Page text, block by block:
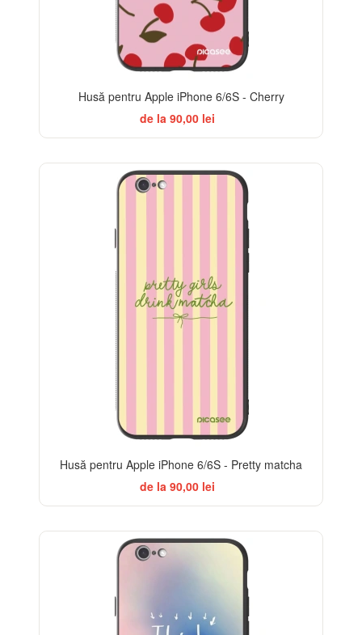
Husă pentru Apple iPhone 6/6S - Cherry
de la 90,00 lei
Husă pentru Apple iPhone 6/6S - Pretty matcha
de la 90,00 lei